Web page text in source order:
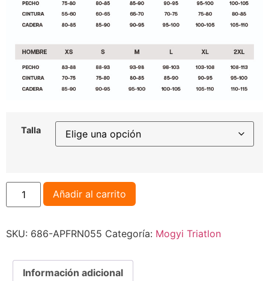
Talla
Añadir al carrito
SKU: 686-APFRN055 Categoría: Mogyi Triatlon
Información adicional